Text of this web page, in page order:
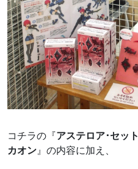
コチラの『アステロア･セット
カオン 』の内容に加え、